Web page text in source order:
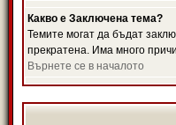
Какво е Заключена тема?
Темите могат да бъдат
прекратена. Има много
Върнете се в началото